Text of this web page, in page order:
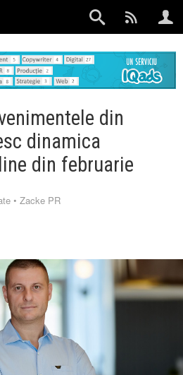
din
dinamica
din februarie
• Zacke PR